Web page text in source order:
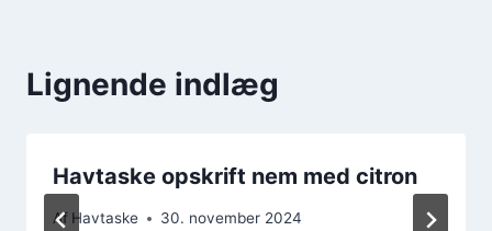
Lignende indlæg
Havtaske opskrift nem med citron
Af Havtaske 30. november 2024